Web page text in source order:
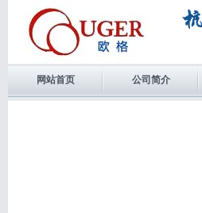
网站首页 公司简介